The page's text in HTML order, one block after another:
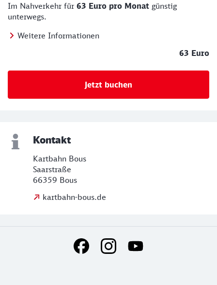
Im Nahverkehr für 63 Euro pro Monat günstig
unterwegs.
Weitere Informationen
63 Euro
Jetzt buchen
Kontakt
Kartbahn Bous
Saarstraße
66359 Bous
kartbahn-bous.de
Social Media Links